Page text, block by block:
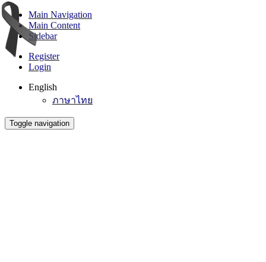
Main Navigation
Main Content
Sidebar
Register
Login
English
ภาษาไทย
Toggle navigation